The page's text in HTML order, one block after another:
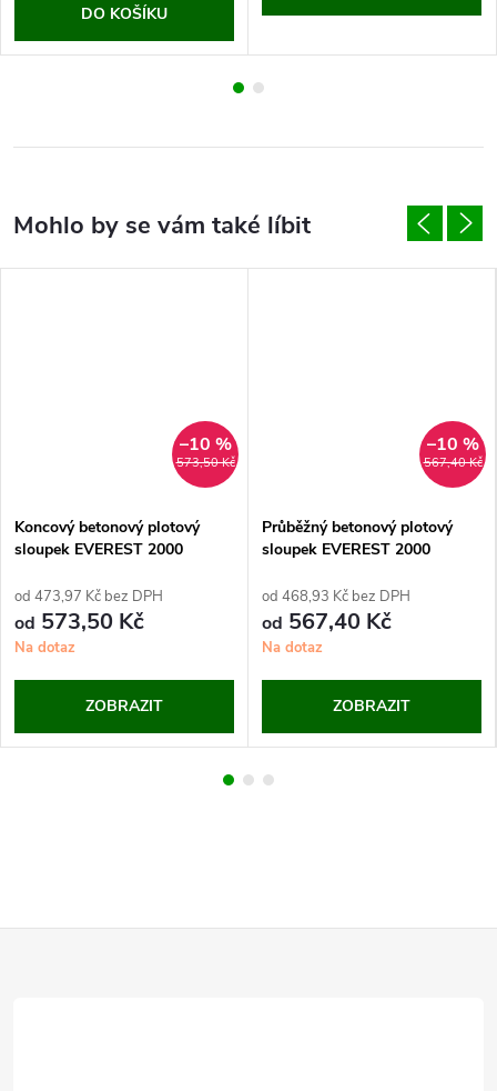
DO KOŠÍKU
573,50 Kč
–10 %
Koncový betonový plotový
sloupek EVEREST 2000
od 473,97 Kč bez DPH
od 573,50 Kč
Na dotaz
ZOBRAZIT
567,40 Kč
–10 %
Průběžný betonový plotový
sloupek EVEREST 2000
od 468,93 Kč bez DPH
od 567,40 Kč
Na dotaz
ZOBRAZIT